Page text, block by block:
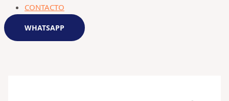
CONTACTO
WHATSAPP